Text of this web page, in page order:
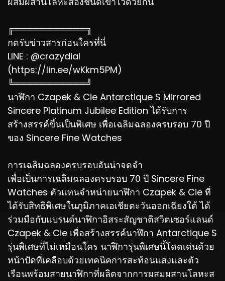
╔═══════════╗
กดรับข่าวสารก่อนใครที่นี่
LINE : @crazydial
(https://lin.ee/wKkm5PM)
╚═══════════╝
นาฬิกา Czapek & Cie Antarctique S Mirrored
Sincere Platinum Jubilee Edition ได้รับการ
สร้างสรรค์ขึ้นเป็นพิเศษ เพื่อเฉลิมฉลองครบรอบ 70 ปี
ของ Sincere Fine Watches
การเฉลิมฉลองครบรอบอันน่าจดจำ
เพื่อเป็นการเฉลิมฉลองครบรอบ 70 ปี Sincere Fine
Watches ตัวแทนจำหน่ายนาฬิกา Czapek & Cie ที่
ได้รับสิทธิพิเศษในภูมิภาคเอเชียตะวันออกเฉียงใต้ ได้
ร่วมมือกับแบรนด์นาฬิกาอิสระสัญชาติสวิตเซอร์แลนด์
Czapek & Cie เพื่อสร้างสรรค์นาฬิกา Antarctique S
รุ่นพิเศษที่ไม่เหมือนใคร นาฬิการุ่นพิเศษนี้โดดเด่นด้วย
หน้าปัดที่เคลือบด้วยเทคนิคการสะท้อนแสงและตัว
เรือนพร้อมสายนาฬิกาที่ผลิตจากการผสมผสานโลหะส